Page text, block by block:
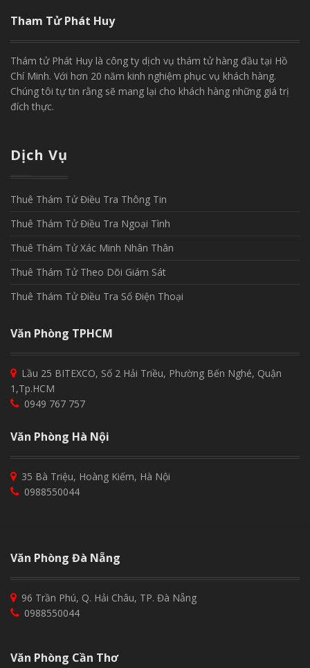
Tham Tử Phát Huy
Thám tử Phát Huy là công ty dịch vụ thám tử hàng đầu tại Hồ
Chí Minh. Với hơn 20 năm kinh nghiệm phục vụ khách hàng.
Chúng tôi tự tin rằng sẽ mang lại cho khách hàng những giá trị
đích thực.
Dịch Vụ
Thuê Thám Tử Điều Tra Thông Tin
Thuê Thám Tử Điều Tra Ngoại Tình
Thuê Thám Tử Xác Minh Nhân Thân
Thuê Thám Tử Theo Dõi Giám Sát
Thuê Thám Tử Điều Tra Số Điện Thoại
Văn Phòng TPHCM
Lầu 25 BITEXCO, Số 2 Hải Triều, Phường Bến Nghé, Quận
1,Tp.HCM
0949 767 757
Văn Phòng Hà Nội
35 Bà Triệu, Hoàng Kiếm, Hà Nội
0988550044
Văn Phòng Đà Nẵng
96 Trần Phú, Q. Hải Châu, TP. Đà Nẵng
0988550044
Văn Phòng Cần Thơ